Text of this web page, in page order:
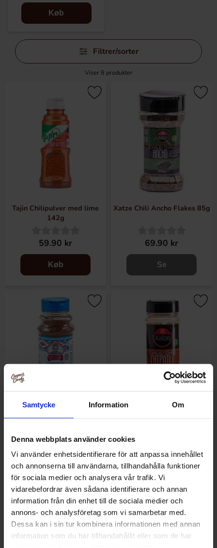
Samtycke Information Om
Denna webbplats använder cookies
Vi använder enhetsidentifierare för att anpassa innehållet
och annonserna till användarna, tillhandahålla funktioner
för sociala medier och analysera vår trafik. Vi
vidarebefordrar även sådana identifierare och annan
information från din enhet till de sociala medier och
annons- och analysföretag som vi samarbetar med.
Dessa kan i sin tur kombinera informationen med annan
information som du har tillhandahållit eller som de har
Køb
Spring
filtre
Filtrer/sorter
Viser 8 produkter
Tajin Chilipulver med lime
142g
59.90 kr
Køb
Xatze Chili Ancho Flakes 85g
69.90 kr
Se
Sazon Chipotle Seasoning
46.90 kr 39.90 kr
Se